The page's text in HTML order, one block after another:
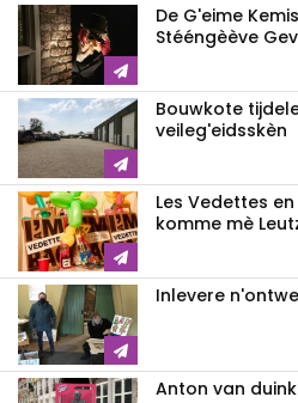
De G'eime
Stééngèève
Bouwkote
veileg'eidsskèn
Les Vedettes
komme mè
Inlevere
Anton van